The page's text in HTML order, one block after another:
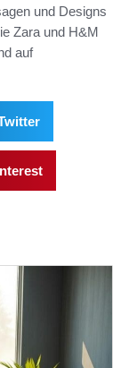
und Designs
Zara und H&M
auf